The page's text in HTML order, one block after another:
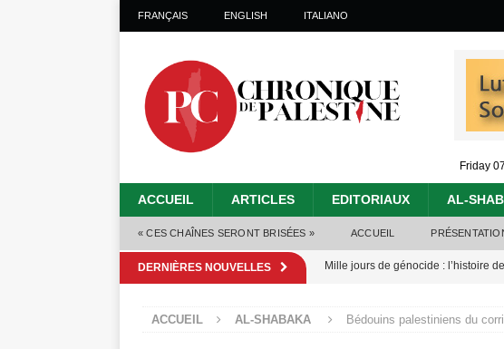
FRANÇAIS ENGLISH ITALIANO
Friday
ACCUEIL ARTICLES EDITORIAUX AL-
« CES CHAÎNES SERONT BRISÉES » ACCUEIL
DERNIÈRES NOUVELLES Mille jours de génocide : l’histoire
Alors que Trump annonce un «
ACCUEIL AL-SHABAKA Bédouins palestiniens du